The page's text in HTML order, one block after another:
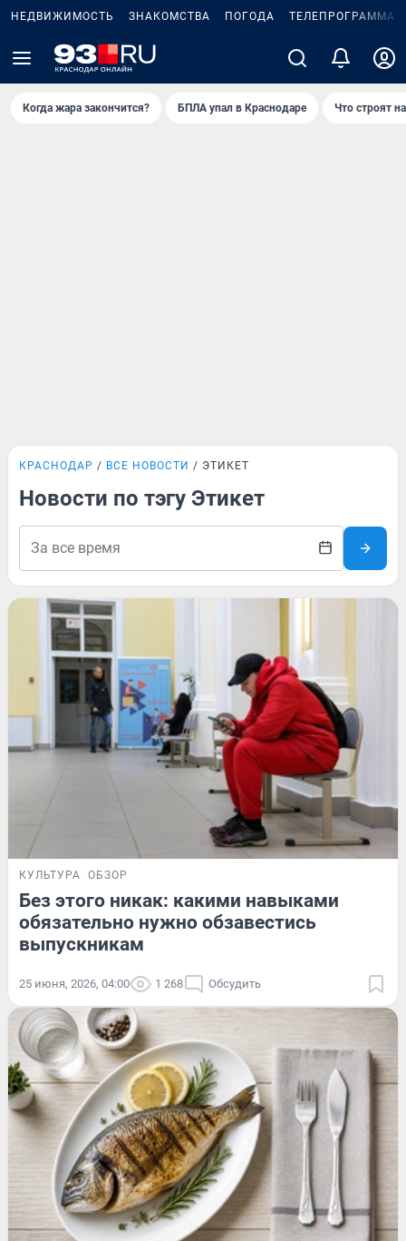
НЕДВИЖИМОСТЬ ЗНАКОМСТВА ПОГОДА ТЕЛЕПРОГРАММА
Когда жара закончится? БПЛА упал в Краснодаре Что строят
КРАСНОДАР ВСЕ НОВОСТИ ЭТИКЕТ
Новости по тэгу Этикет
КУЛЬТУРА ОБЗОР
Без этого никак: какими навыками
обязательно нужно обзавестись
выпускникам
25 июня, 2026, 04:00 1 268 Обсудить